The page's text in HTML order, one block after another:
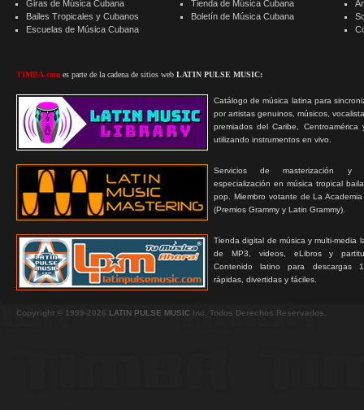
Giras de Música Cubana
Bailes Tropicales y Cubanos
Escuelas de Música Cubana
TIMBA.com es parte de la cadena de sitios web LATIN PULSE MUSIC:
Catálogo de música latina para
por artistas genuinos, músicos,
premiados del Caribe, Centroamérica
utilizando instrumentos en vivo.
Servicios de masterización y
especialización en música tropical
pop. Miembro votante de La
(Premios Grammy y Latin Grammy).
Tienda digital de música y multi-media
de MP3, videos, eLibros y
Contenido latino para descargas
rápidas, divertidas y fáciles.
Tienda de Música Cubana
Boletín de Música Cubana
Copyright © 1999-2026 LATIN PULSE MUSIC Inc. Todos Derechos Reservados.